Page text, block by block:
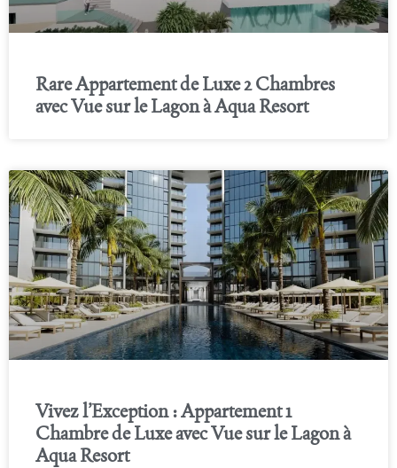
Rare Appartement de Luxe 2 Chambres
avec Vue sur le Lagon à Aqua Resort
Vivez l’Exception : Appartement 1
Chambre de Luxe avec Vue sur le Lagon à
Aqua Resort